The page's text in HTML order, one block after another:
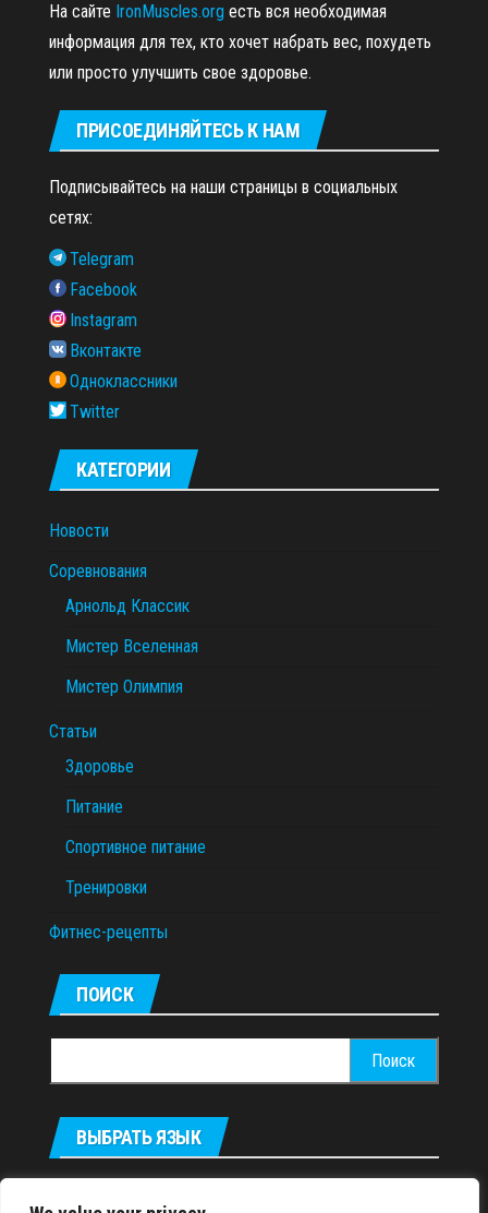
На сайте IronMuscles.org есть вся необходимая
информация для тех, кто хочет набрать вес, похудеть
или просто улучшить свое здоровье.
ПРИСОЕДИНЯЙТЕСЬ К НАМ
Подписывайтесь на наши страницы в социальных
сетях:
Telegram
Facebook
Instagram
Вконтакте
Одноклассники
Twitter
КАТЕГОРИИ
Новости
Соревнования
Арнольд Классик
Мистер Вселенная
Мистер Олимпия
Статьи
Здоровье
Питание
Спортивное питание
Тренировки
Фитнес-рецепты
ПОИСК
ВЫБРАТЬ ЯЗЫК